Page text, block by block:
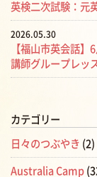
英検二次試験：元
2026.05.30
【福山市英会話
講師グループレッ
カテゴリー
日々のつぶやき (2)
Australia Camp